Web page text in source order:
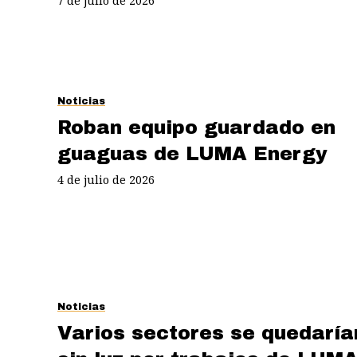
Noticias
Roban equipo guardado en
guaguas de LUMA Energy
4 de julio de 2026
Noticias
Varios sectores se